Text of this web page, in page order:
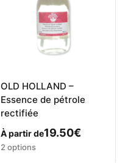
OLD HOLLAND –
Essence de pétrole
rectifiée
À partir de19.50€
Ce
2 options